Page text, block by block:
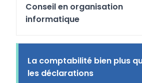
Conseil en organisation
informatique
La comptabilité bien plus
les déclarations